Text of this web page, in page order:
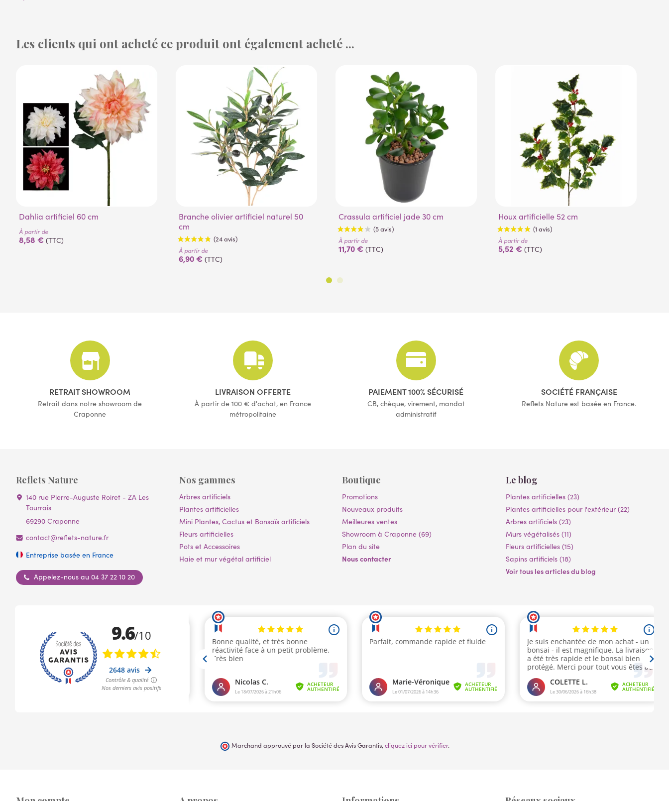
Les clients qui ont acheté ce produit ont également acheté ...
Dahlia artificiel 60 cm
À partir de
8,58 € (TTC)
Branche olivier artificiel naturel 50
cm
(24 avis)
À partir de
6,90 € (TTC)
Crassula artificiel jade 30 cm
(5 avis)
À partir de
11,70 € (TTC)
Houx artificielle 52 cm
(1 avis)
À partir de
5,52 € (TTC)
RETRAIT SHOWROOM
Retrait dans notre showroom de
Craponne
LIVRAISON OFFERTE
À partir de 100 € d'achat, en France
métropolitaine
PAIEMENT 100% SÉCURISÉ
CB, chèque, virement, mandat
administratif
SOCIÉTÉ FRANÇAISE
Reflets Nature est basée en France.
Reflets Nature
140 rue Pierre-Auguste Roiret - ZA Les
Tourrais
69290 Craponne
contact@reflets-nature.fr
Entreprise basée en France
Appelez-nous au 04 37 22 10 20
Nos gammes
Arbres artificiels
Plantes artificielles
Mini Plantes, Cactus et Bonsaïs artificiels
Fleurs artificielles
Pots et Accessoires
Haie et mur végétal artificiel
Boutique
Promotions
Nouveaux produits
Meilleures ventes
Showroom à Craponne (69)
Plan du site
Nous contacter
Le blog
Plantes artificielles (23)
Plantes artificielles pour l'extérieur (22)
Arbres artificiels (23)
Murs végétalisés (11)
Fleurs artificielles (15)
Sapins artificiels (18)
Voir tous les articles du blog
Marchand approuvé par la Société des Avis Garantis, cliquez ici pour vérifier.